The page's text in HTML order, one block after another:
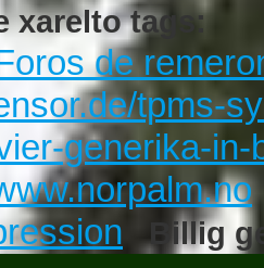
xarelto tags:
de
tpms-
generika-in-
Billig